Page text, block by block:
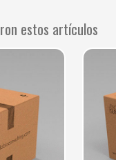
estos artículos